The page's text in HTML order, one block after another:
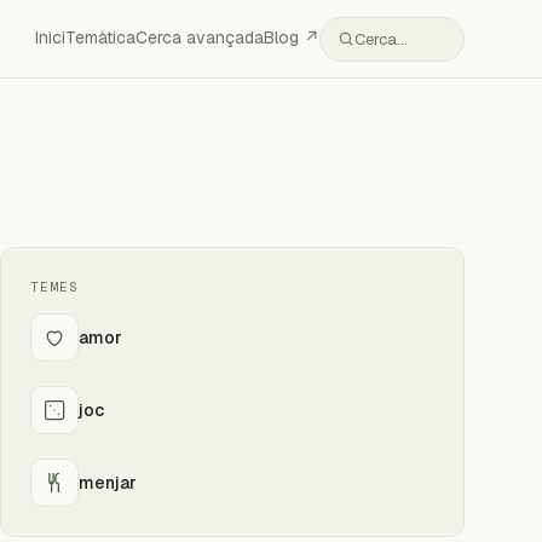
IniciTemàticaCerca avançadaBlog ↗ Cerca…
TEMES
amor
joc
menjar